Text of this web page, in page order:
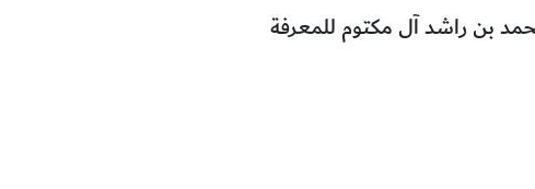
بن راشد آل مكتوم للمعرفة